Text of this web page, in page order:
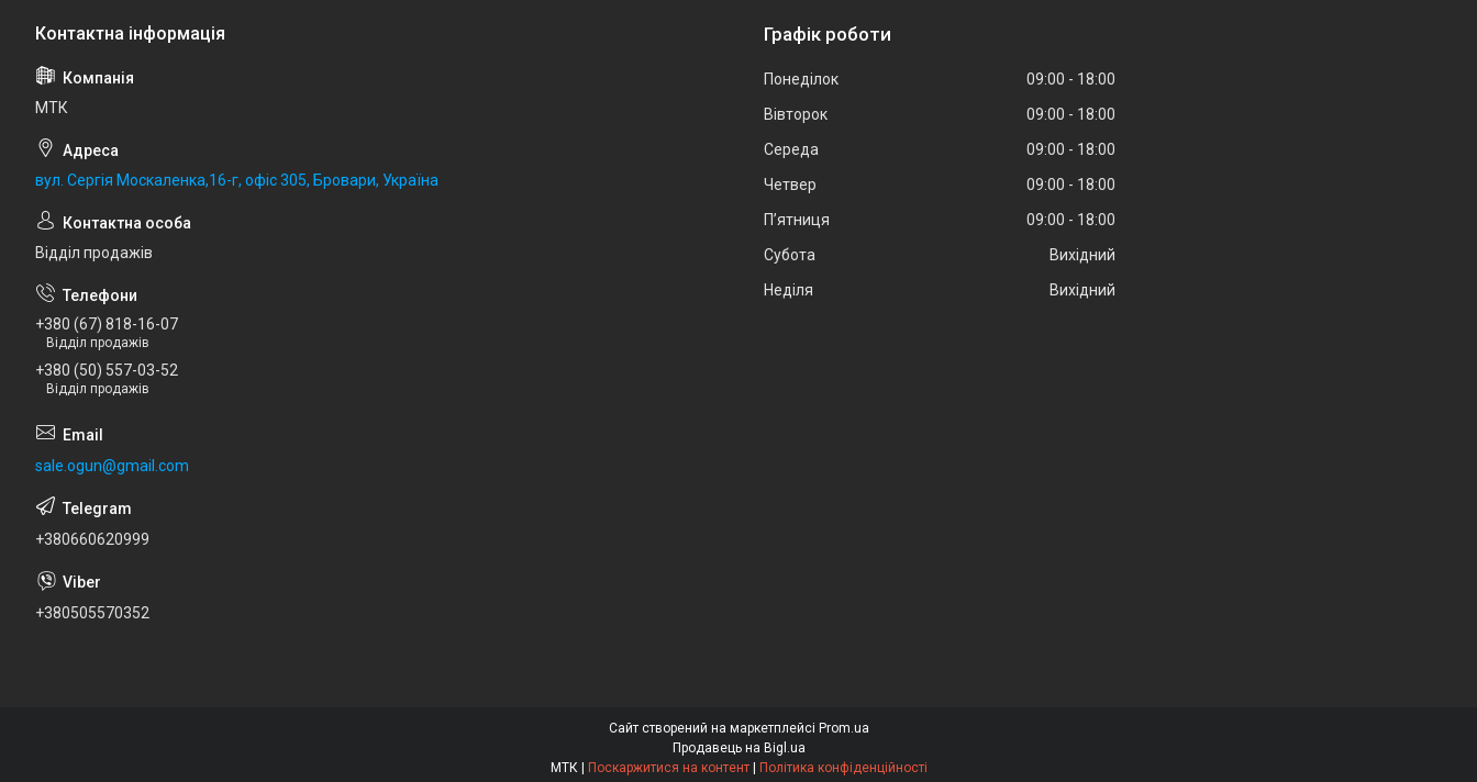
МТК
вул. Сергія Москаленка,16-г, офіс 305, Бровари, Україна
Відділ продажів
+380 (67) 818-16-07
Відділ продажів
+380 (50) 557-03-52
Відділ продажів
sale.ogun@gmail.com
+380660620999
+380505570352
Графік роботи
Понеділок 09:00
18:00
Вівторок
09:00
18:00
Середа
09:00
18:00
Четвер
09:00
18:00
Пʼятниця
09:00
18:00
Субота
Вихідний
Неділя
Вихідний
Сайт створений на маркетплейсі Prom.ua
Продавець на Bigl.ua
Поскаржитися на контент Політика конфіденційності